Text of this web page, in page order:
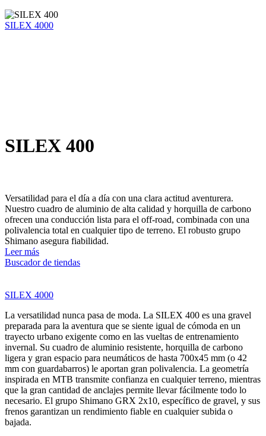
SILEX 4000
SILEX 400
Versatilidad para el día a día con una clara actitud aventurera.
Nuestro cuadro de aluminio de alta calidad y horquilla de carbono
ofrecen una conducción lista para el off-road, combinada con una
polivalencia total en cualquier tipo de terreno. El robusto grupo
Shimano asegura fiabilidad.
Leer más
Buscador de tiendas
SILEX 4000
La versatilidad nunca pasa de moda. La SILEX 400 es una gravel
preparada para la aventura que se siente igual de cómoda en un
trayecto urbano exigente como en las vueltas de entrenamiento
invernal. Su cuadro de aluminio resistente, horquilla de carbono
ligera y gran espacio para neumáticos de hasta 700x45 mm (o 42
mm con guardabarros) le aportan gran polivalencia. La geometría
inspirada en MTB transmite confianza en cualquier terreno, mientras
que la gran cantidad de anclajes permite llevar fácilmente todo lo
necesario. El grupo Shimano GRX 2x10, específico de gravel, y sus
frenos garantizan un rendimiento fiable en cualquier subida o
bajada.